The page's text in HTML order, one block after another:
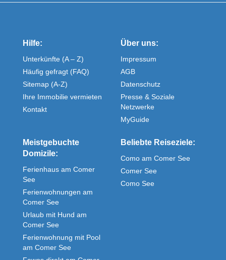
Hilfe:
Unterkünfte (A – Z)
Häufig gefragt (FAQ)
Sitemap (A-Z)
Ihre Immobilie vermieten
Kontakt
Über uns:
Impressum
AGB
Datenschutz
Presse & Soziale
Netzwerke
MyGuide
Meistgebuchte
Domizile:
Ferienhaus am Comer
See
Ferienwohnungen am
Comer See
Urlaub mit Hund am
Comer See
Ferienwohnung mit Pool
am Comer See
Beliebte Reiseziele:
Como am Comer See
Comer See
Como See